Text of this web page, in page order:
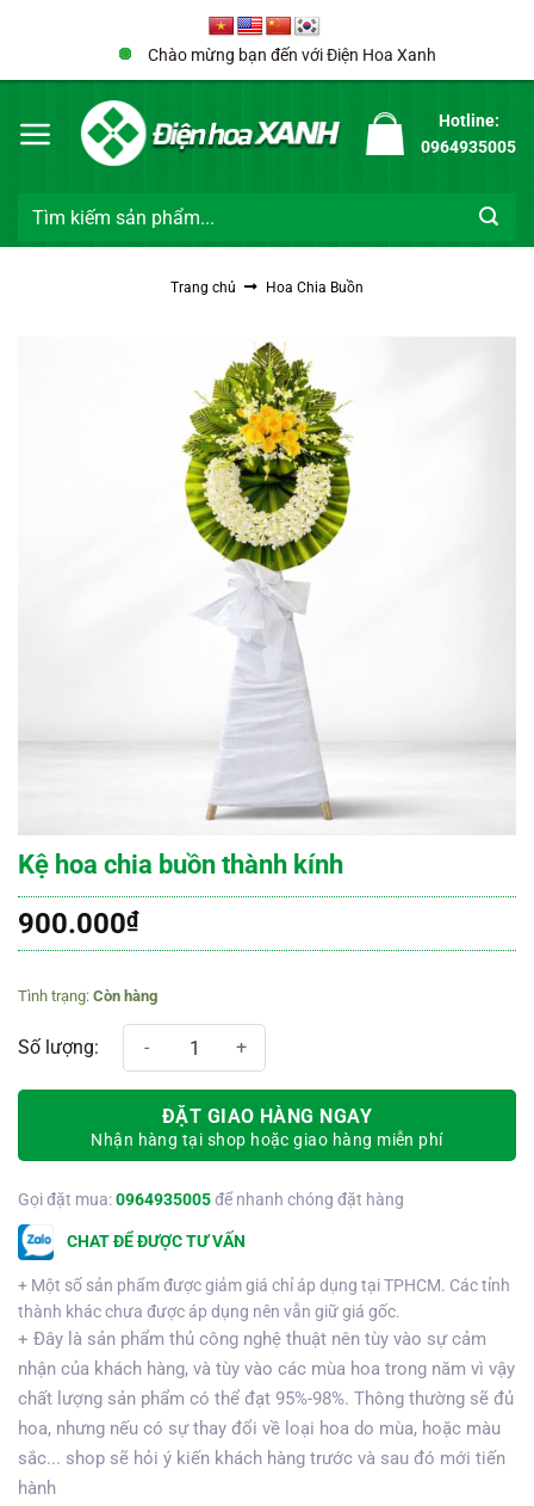
Chào mừng bạn đến với Điện Hoa Xanh
Hotline:
0964935005
Tìm
Trang chủ Hoa Chia Buồn
Kệ hoa chia buồn thành kính
900.000₫
Còn hàng
Kệ hoa chia buồn thành kính số lượng
ĐẶT GIAO HÀNG NGAY
Nhận hàng tại shop hoặc giao hàng miễn phí
Gọi đặt mua:0964935005để nhanh chóng đặt hàng
CHAT ĐỂ ĐƯỢC TƯ VẤN
+ Một số sản phẩm được giảm giá chỉ áp dụng tại TPHCM. Các tỉnh
thành khác chưa được áp dụng nên vẫn giữ giá gốc.
+ Đây là sản phẩm thủ công nghệ thuật nên tùy vào sự cảm
nhận của khách hàng, và tùy vào các mùa hoa trong năm vì vậy
chất lượng sản phẩm có thể đạt 95%-98%. Thông thường sẽ đủ
hoa, nhưng nếu có sự thay đổi về loại hoa do mùa, hoặc màu
sắc... shop sẽ hỏi ý kiến khách hàng trước và sau đó mới tiến
hành